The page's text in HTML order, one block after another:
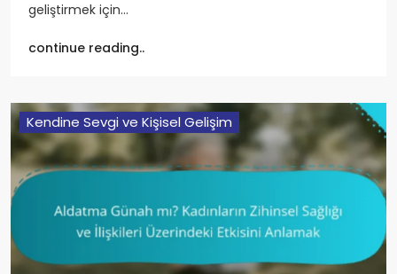
geliştirmek için…
continue reading..
Kendine Sevgi ve Kişisel Gelişim